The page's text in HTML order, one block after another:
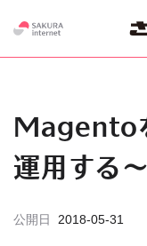
Magento
運用する
公開日 2018-05-31